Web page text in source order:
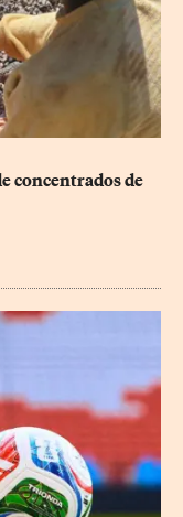
concentrados de